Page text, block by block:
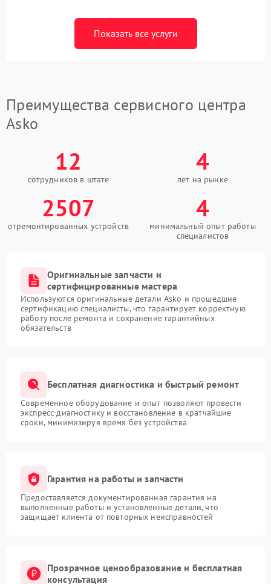
Показать все услуги
Преимущества сервисного центра
Asko
12
сотрудников в штате
4
лет на рынке
2507
отремонтированных устройств
4
минимальный опыт работы
специалистов
Оригинальные запчасти и
сертифицированные мастера
Используются оригинальные детали Asko и прошедшие
сертификацию специалисты, что гарантирует корректную
работу после ремонта и сохранение гарантийных
обязательств
Бесплатная диагностика и быстрый ремонт
Современное оборудование и опыт позволяют провести
экспресс-диагностику и восстановление в кратчайшие
сроки, минимизируя время без устройства
Гарантия на работы и запчасти
Предоставляется документированная гарантия на
выполненные работы и установленные детали, что
защищает клиента от повторных неисправностей
Прозрачное ценообразование и бесплатная
консультация